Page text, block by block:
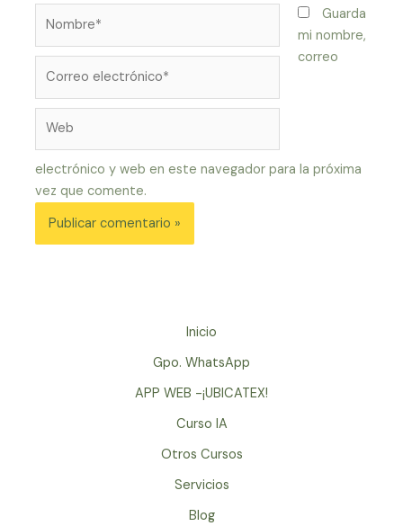
electrónico*
Guarda
mi nombre,
correo
electrónico y web en este navegador para la próxima
vez que comente.
Inicio
Gpo. WhatsApp
APP WEB -¡UBICATEX!
Curso IA
Otros Cursos
Servicios
Blog